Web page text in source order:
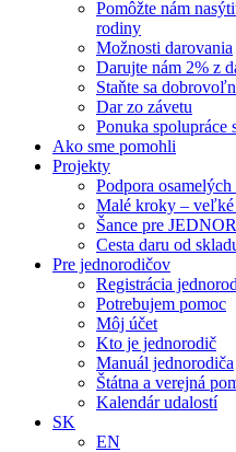
Pomôžte nám
rodiny
Možnosti darovania
Darujte nám 2% z
Staňte sa
Dar zo závetu
Ponuka
Ako sme pomohli
Projekty
Podpora
Malé kroky – veľké
Šance pre
Cesta daru od
Pre jednorodičov
Registrácia
Potrebujem pomoc
Môj účet
Kto je jednorodič
Manuál jednorodiča
Štátna a verejná
Kalendár udalostí
SK
EN